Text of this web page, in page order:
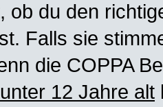
ob du den
Falls sie
die COPPA
12 Jahre alt